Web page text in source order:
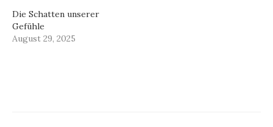
Die Schatten unserer
Gefühle
August 29, 2025